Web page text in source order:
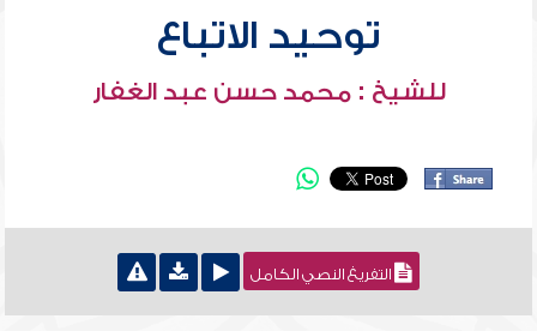
توحيد الاتباع
للشيخ : محمد حسن عبد الغفار
التفريغ النصي الكامل